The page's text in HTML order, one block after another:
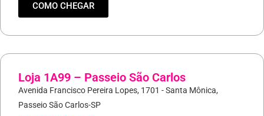
COMO CHEGAR
Loja 1A99 – Passeio São Carlos
Avenida Francisco Pereira Lopes, 1701 - Santa Mônica,
Passeio São Carlos-SP